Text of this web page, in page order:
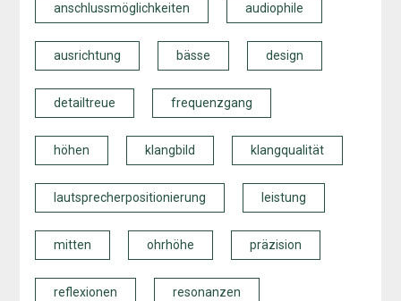
anschlussmöglichkeiten audiophile
ausrichtung bässe design
detailtreue frequenzgang
höhen klangbild klangqualität
lautsprecherpositionierung leistung
mitten ohrhöhe präzision
reflexionen resonanzen